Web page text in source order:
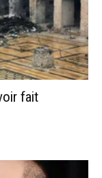
fait